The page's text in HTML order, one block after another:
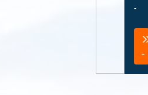
-
-